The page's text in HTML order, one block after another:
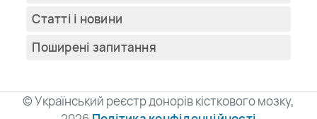
Cтатті і новини
Поширені запитання
© Український реєстр донорів кісткового мозку,